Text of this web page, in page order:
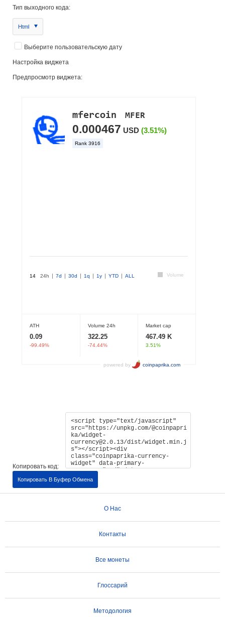
Тип выходного кода:
Html
Выберите пользовательскую дату
Настройка виджета
Предпросмотр виджета:
Копировать код:
Копировать В Буфер Обмена
О Нас
Контакты
Все монеты
Глоссарий
Методология